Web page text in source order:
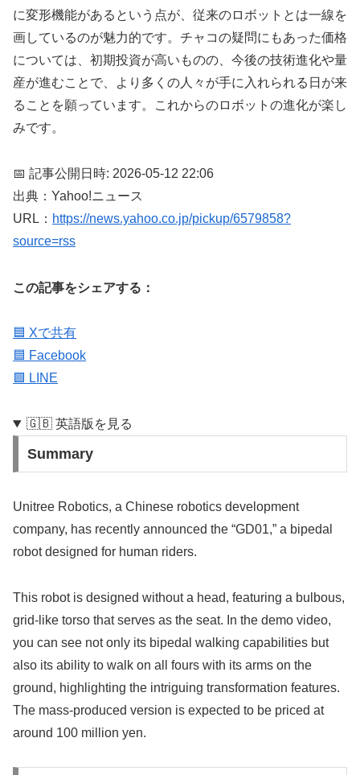
に変形機能があるという点が、従来のロボットとは一線を
画しているのが魅力的です。チャコの疑問にもあった価格
については、初期投資が高いものの、今後の技術進化や量
産が進むことで、より多くの人々が手に入れられる日が来
ることを願っています。これからのロボットの進化が楽し
みです。
📅 記事公開日時: 2026-05-12 22:06
出典：Yahoo!ニュース
URL： https://news.yahoo.co.jp/pickup/6579858?
source=rss
この記事をシェアする：
🟦 Xで共有
🟦 Facebook
🟩 LINE
🇬🇧 英語版を見る
Summary
Unitree Robotics, a Chinese robotics development
company, has recently announced the “GD01,” a bipedal
robot designed for human riders.
This robot is designed without a head, featuring a bulbous,
grid-like torso that serves as the seat. In the demo video,
you can see not only its bipedal walking capabilities but
also its ability to walk on all fours with its arms on the
ground, highlighting the intriguing transformation features.
The mass-produced version is expected to be priced at
around 100 million yen.